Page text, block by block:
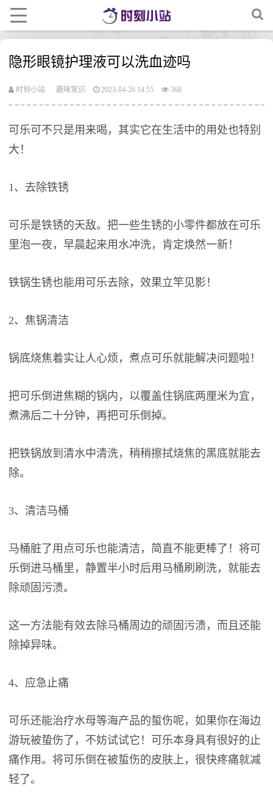
隐形眼镜护理液可以洗血迹吗
时刻小站 趣味常识 2023-04-26 14:55 368
可乐可不只是用来喝，其实它在生活中的用处也特别
大！
1、去除铁锈
可乐是铁锈的天敌。把一些生锈的小零件都放在可乐
里泡一夜，早晨起来用水冲洗，肯定焕然一新！
铁锅生锈也能用可乐去除，效果立竿见影！
2、焦锅清洁
锅底烧焦着实让人心烦，煮点可乐就能解决问题啦！
把可乐倒进焦糊的锅内，以覆盖住锅底两厘米为宜，
煮沸后二十分钟，再把可乐倒掉。
把铁锅放到清水中清洗，稍稍擦拭烧焦的黑底就能去
除。
3、清洁马桶
马桶脏了用点可乐也能清洁，简直不能更棒了！将可
乐倒进马桶里，静置半小时后用马桶刷刷洗，就能去
除顽固污渍。
这一方法能有效去除马桶周边的顽固污渍，而且还能
除掉异味。
4、应急止痛
可乐还能治疗水母等海产品的蜇伤呢，如果你在海边
游玩被蛰伤了，不妨试试它！可乐本身具有很好的止
痛作用。将可乐倒在被蜇伤的皮肤上，很快疼痛就减
轻了。